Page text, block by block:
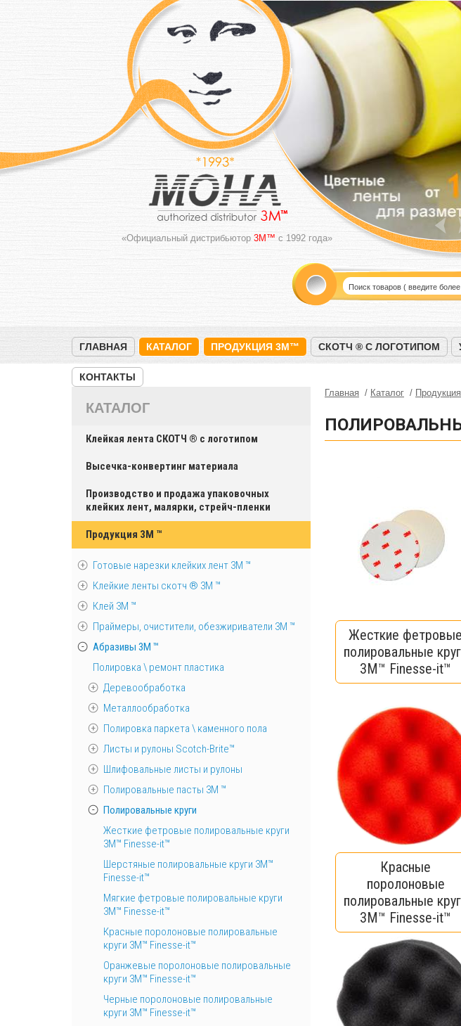
«Официальный дистрибьютор 3M™ с 1992 года»
ГЛАВНАЯ КАТАЛОГ ПРОДУКЦИЯ 3M™ СКОТЧ ® С ЛОГОТИПОМ
КОНТАКТЫ
Главная Каталог
Жесткие фетровые
полировальные
3M™ Finesse-it™
Красные
поролоновые
полировальные
3M™ Finesse-it™
КАТАЛОГ
Клейкая лента СКОТЧ ® с логотипом
Высечка-конвертинг материала
Производство и продажа упаковочных
клейких лент, малярки, стрейч-пленки
Продукция 3M ™
Готовые нарезки клейких лент 3M ™
Клейкие ленты скотч ® 3M ™
Клей 3М ™
Праймеры, очистители, обезжириватели 3М ™
Абразивы 3М ™
Полировка \ ремонт пластика
Деревообработка
Металлообработка
Полировка паркета \ каменного пола
Листы и рулоны Scotch-Brite™
Шлифовальные листы и рулоны
Полировальные пасты 3М ™
Полировальные круги
Жесткие фетровые полировальные круги
3M™ Finesse-it™
Шерстяные полировальные круги 3M™
Finesse-it™
Мягкие фетровые полировальные круги
3M™ Finesse-it™
Красные поролоновые полировальные
круги 3M™ Finesse-it™
Оранжевые поролоновые полировальные
круги 3M™ Finesse-it™
Черные поролоновые полировальные
круги 3M™ Finesse-it™